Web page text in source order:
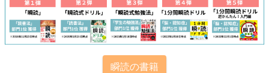
瞬読の書籍